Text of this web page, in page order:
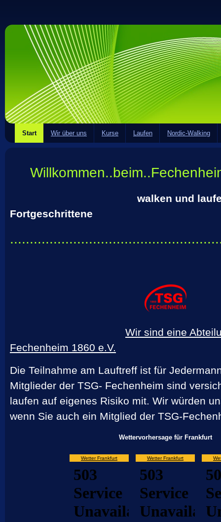
Start Wir über uns Kurse Laufen Nordic-Walking
walken und laufen für
Fortgeschrittene
Wir sind eine
Fechenheim 1860 e.V.
Die Teilnahme am Lauftreff ist für
Mitglieder der TSG- Fechenheim sind
laufen auf eigenes Risiko mit. Wir würden
wenn Sie auch ein Mitglied der TSG-
Wettervorhersage für Frankfurt
Wetter Frankfurt Wetter Frankfurt